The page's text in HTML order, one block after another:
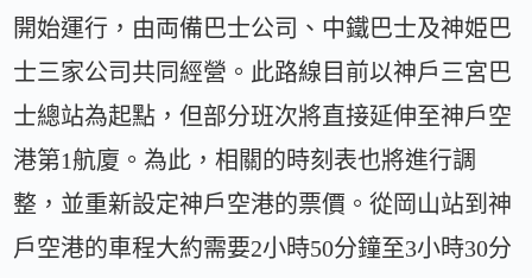
開始運行，由両備巴士公司、中鐵巴士及神姫巴
士三家公司共同經營。此路線目前以神戶三宮巴
士總站為起點，但部分班次將直接延伸至神戶空
港第1航廈。為此，相關的時刻表也將進行調
整，並重新設定神戶空港的票價。從岡山站到神
戶空港的車程大約需要2小時50分鐘至3小時30分